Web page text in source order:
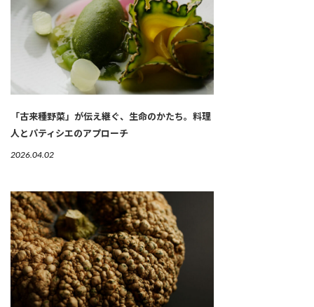
「古来種野菜」が伝え継ぐ、生命のかたち。料理
人とパティシエのアプローチ
2026.04.02